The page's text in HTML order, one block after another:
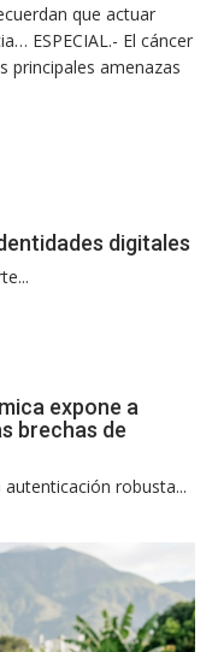
que actuar
ESPECIAL.- El cáncer
principales amenazas
digitales
expone a
brechas de
robusta...